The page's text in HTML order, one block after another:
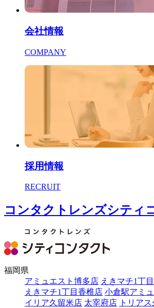
会社情報
COMPANY
採用情報
RECRUIT
コンタクトレンズシティ
福岡県
アミュエスト博多店 えきマチ1丁
えきマチ1丁目香椎店 小倉駅アミ
イリア久留米店 太宰府店 トリア